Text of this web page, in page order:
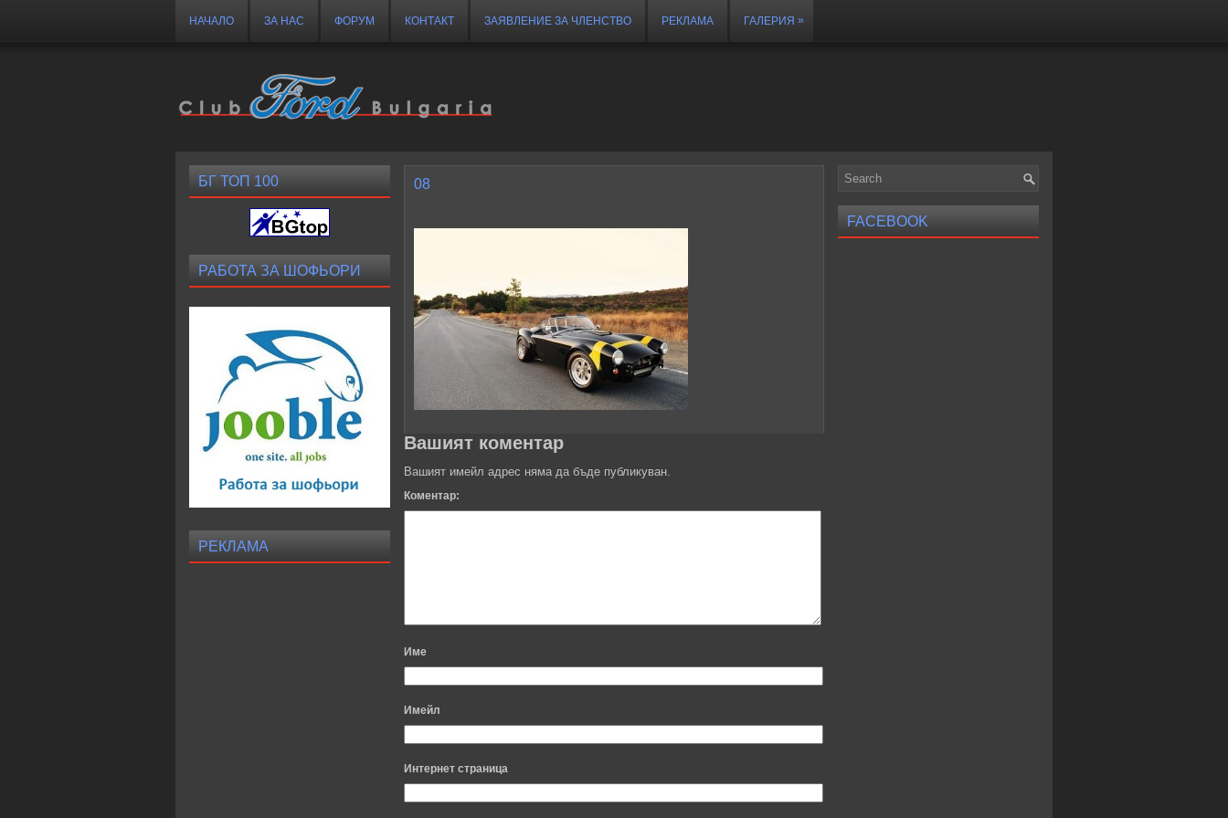
НАЧАЛО ЗА НАС ФОРУМ КОНТАКТ ЗАЯВЛЕНИЕ ЗА ЧЛЕНСТВО РЕКЛАМА ГАЛЕРИЯ »
08
Вашият коментар
Вашият имейл адрес няма да бъде публикуван.
Коментар:
Име
Имейл
Интернет страница
БГ ТОП 100
РАБОТА ЗА ШОФЬОРИ
РЕКЛАМА
FACEBOOK